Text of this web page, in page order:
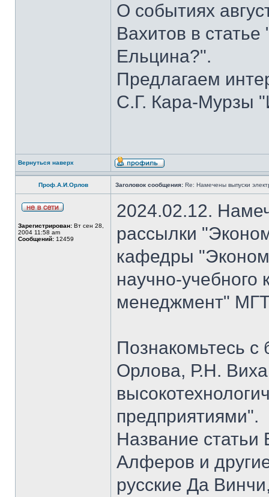
О событиях
Вахитов в
Ельцина?".
Предлагаем
С.Г. Кара-Мурзы
Вернуться наверх
Проф.А.И.Орлов Заголовок сообщения: Re: Намечены выпуски
Зарегистрирован: Вт сен 28,
2004 11:58 am
Сообщений: 12459
2024.02.12.
рассылки
кафедры
научно-
менеджмент"
Познакомьтесь с
Орлова, Р.Н.
предприятиями".
Название статьи
Алферов и
русские Да